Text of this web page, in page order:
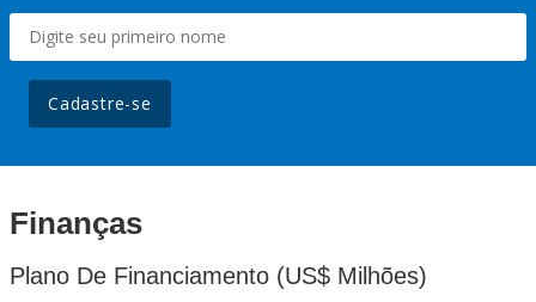
Cadastre-se
Finanças
Plano De Financiamento (US$ Milhões)